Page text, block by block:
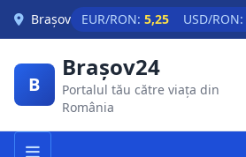
Skip to main content
Brașov EUR/RON: 5,25 USD/RON:
B
Brașov24
Portalul tău către viața din
România